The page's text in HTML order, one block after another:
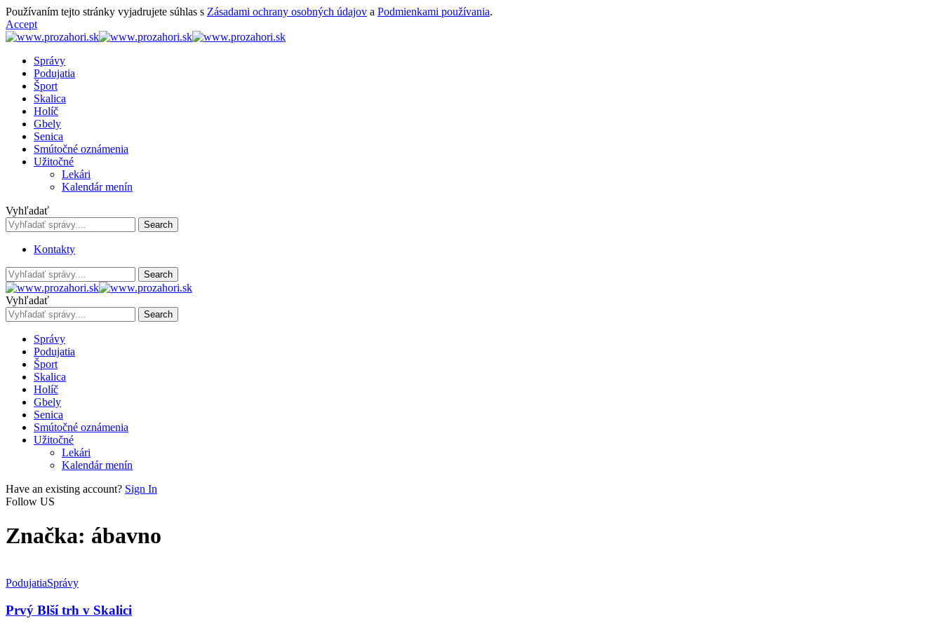
Používaním tejto stránky vyjadrujete súhlas s Zásadami ochrany osobných údajov a Podmienkami používania.
Accept
Správy
Podujatia
Šport
Skalica
Holíč
Gbely
Senica
Smútočné oznámenia
Užitočné
Lekári
Kalendár menín
Vyhľadať
Kontakty
Vyhľadať
Správy
Podujatia
Šport
Skalica
Holíč
Gbely
Senica
Smútočné oznámenia
Užitočné
Lekári
Kalendár menín
Have an existing account? Sign In
Follow US
Značka: ábavno
PodujatiaSprávy
Prvý Blší trh v Skalici